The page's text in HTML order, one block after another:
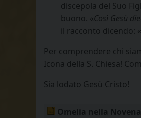
discepola del Suo
buono. «Così Gesù
il racconto dicendo: «
Per comprendere chi
Icona della S. Chiesa!
Sia lodato Gesù Cristo!
Omelia nella